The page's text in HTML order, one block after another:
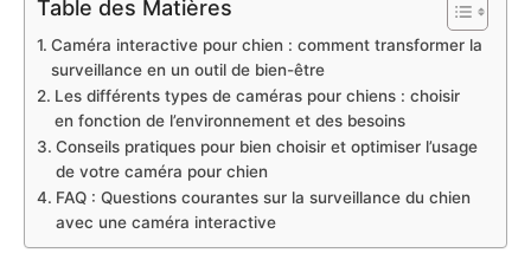
Table des Matières
Caméra interactive pour chien : comment transformer la
surveillance en un outil de bien-être
Les différents types de caméras pour chiens : choisir
en fonction de l’environnement et des besoins
Conseils pratiques pour bien choisir et optimiser l’usage
de votre caméra pour chien
FAQ : Questions courantes sur la surveillance du chien
avec une caméra interactive